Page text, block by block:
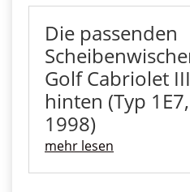
Die passenden
Golf Cabriolet
hinten (Typ
1998)
mehr lesen